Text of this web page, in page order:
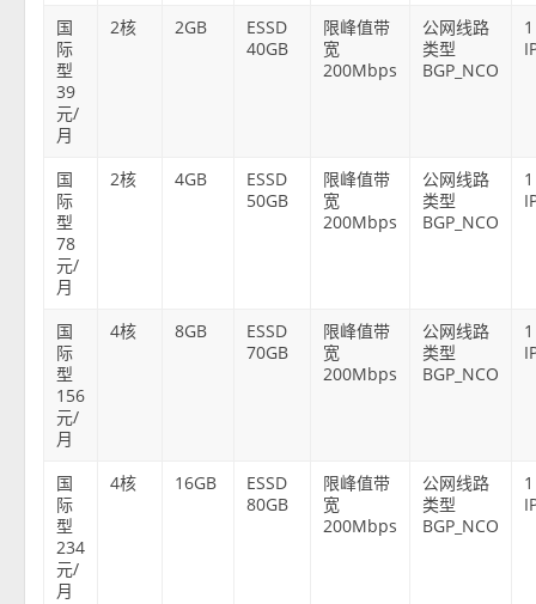
国
际
型
39
元/
月
2核 2GB
ESSD
40GB
限峰值带
宽
200Mbps
公网线路
类型
BGP_NCO
1
国
际
型
78
元/
月
2核 4GB
ESSD
50GB
限峰值带
宽
200Mbps
公网线路
类型
BGP_NCO
1
国
际
型
156
元/
月
4核 8GB
ESSD
70GB
限峰值带
宽
200Mbps
公网线路
类型
BGP_NCO
1
国
际
型
234
元/
月
4核 16GB
ESSD
80GB
限峰值带
宽
200Mbps
公网线路
类型
BGP_NCO
1